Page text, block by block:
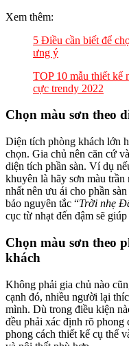
Xem thêm:
5 Điều cần biết để
ưng ý
TOP 10 mẫu thiết kế
cực trendy 2022
Chọn màu sơn theo
Diện tích phòng khách lớn
chọn. Gia chủ nên căn cứ
diện tích phần sàn. Ví dụ
khuyên là hãy sơn màu
nhất nên ưu ái cho phần
bảo nguyên tắc “Trời nhẹ
cục từ nhạt đến đậm sẽ
Chọn màu sơn theo
khách
Không phải gia chủ nào
cạnh đó, nhiều người lại
mình. Dù trong điều kiện
đều phải xác định rõ
phong cách thiết kế cụ thể